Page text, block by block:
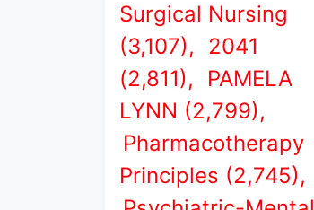
Surgical Nursing
(3,107),
2041
(2,811),
PAMELA
LYNN (2,799),
Pharmacotherapy
Principles (2,745),